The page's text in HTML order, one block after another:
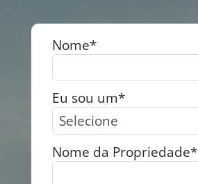
Nome*
Eu sou um*
Nome da Propriedade*